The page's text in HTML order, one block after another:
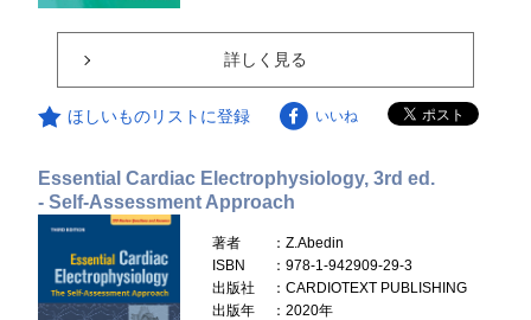
詳しく見る
ほしいものリストに登録 いいね
Essential Cardiac Electrophysiology, 3rd ed.
- Self-Assessment Approach
著者
：Z.Abedin
ISBN
：978-1-942909-29-3
出版社
：CARDIOTEXT PUBLISHING
出版年
：2020年